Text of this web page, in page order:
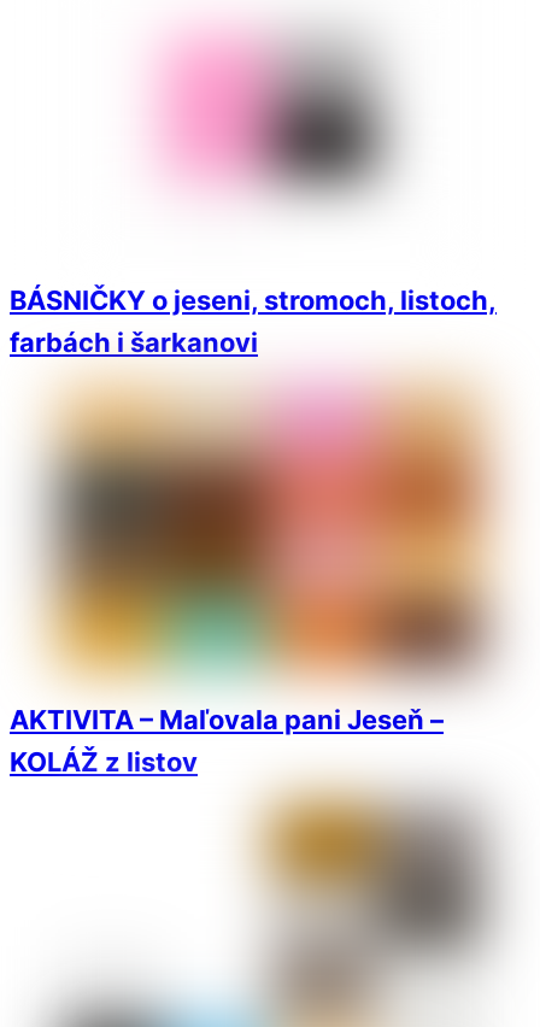
BÁSNIČKY o jeseni, stromoch, listoch,
farbách i šarkanovi
AKTIVITA – Maľovala pani Jeseň –
KOLÁŽ z listov